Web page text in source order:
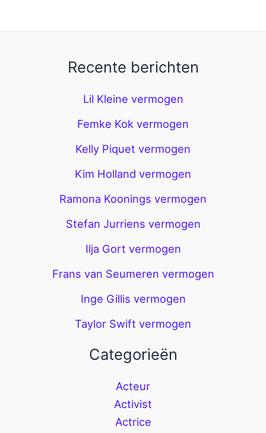
Recente berichten
Lil Kleine vermogen
Femke Kok vermogen
Kelly Piquet vermogen
Kim Holland vermogen
Ramona Koonings vermogen
Stefan Jurriens vermogen
Ilja Gort vermogen
Frans van Seumeren vermogen
Inge Gillis vermogen
Taylor Swift vermogen
Categorieën
Acteur
Activist
Actrice